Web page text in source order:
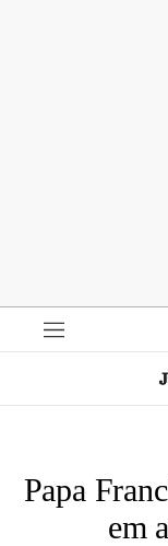
Papa
em